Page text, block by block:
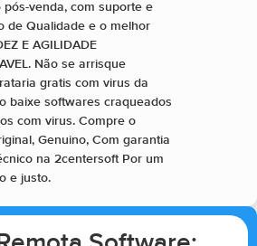
pós-venda, com suporte e
de Qualidade e o melhor
E AGILIDADE
Não se arrisque
gratis com virus da
baixe softwares craqueados
com virus. Compre o
Genuino, Com garantia
na 2centersoft Por um
e justo.